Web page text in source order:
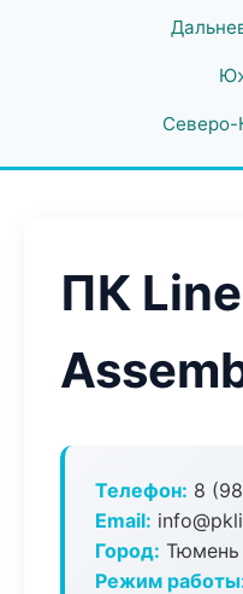
Северо-
ПК Line
Телефон: 8
Email:
Город: Тюмень
Режим